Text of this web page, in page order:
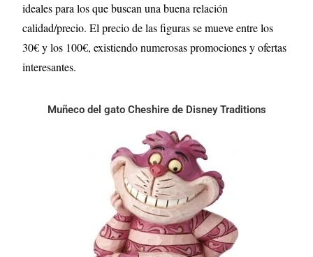
ideales para los que buscan una buena relación
calidad/precio. El precio de las figuras se mueve entre los
30€ y los 100€, existiendo numerosas promociones y ofertas
interesantes.
Muñeco del gato Cheshire de Disney Traditions